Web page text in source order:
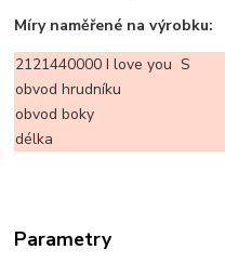
Míry naměřené na výrobku:
2121440000 I love you S
obvod hrudníku
obvod boky
délka
Parametry